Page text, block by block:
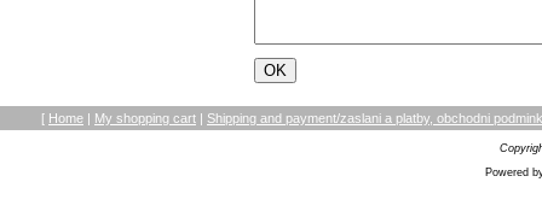
[ Home | My shopping cart | Shipping and payment/zaslani a platby, obchodni
Powered